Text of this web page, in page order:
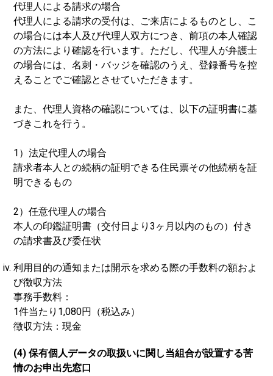
代理人による請求の場合
代理人による請求の受付は、ご来店によるものとし、こ
の場合には本人及び代理人双方につき、前項の本人確認
の方法により確認を行います。ただし、代理人が弁護士
の場合には、名刺・バッジを確認のうえ、登録番号を控
えることでご確認とさせていただきます。
また、代理人資格の確認については、以下の証明書に基
づきこれを行う。
1）法定代理人の場合
請求者本人との続柄の証明できる住民票その他続柄を証
明できるもの
2）任意代理人の場合
本人の印鑑証明書（交付日より3ヶ月以内のもの）付き
の請求書及び委任状
利用目的の通知または開示を求める際の手数料の額およ
び徴収方法
事務手数料：
1件当たり1,080円（税込み）
徴収方法：現金
(4) 保有個人データの取扱いに関し当組合が設置する苦
情のお申出先窓口